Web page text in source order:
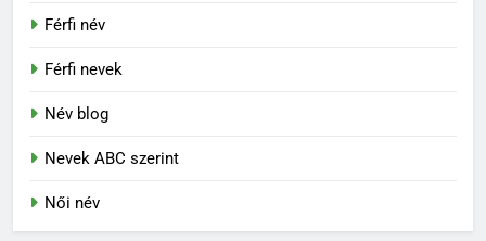
Férfi név
Férfi nevek
Név blog
Nevek ABC szerint
Női név